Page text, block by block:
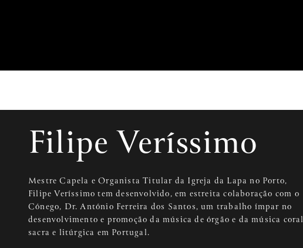
Filipe Veríssimo
Mestre Capela e Organista Titular da Igreja da Lapa no Porto,
Filipe Veríssimo tem desenvolvido, em estreita colaboração com o
Cónego, Dr. António Ferreira dos Santos, um trabalho ímpar no
desenvolvimento e promoção da música de órgão e da música coral
sacra e litúrgica em Portugal.